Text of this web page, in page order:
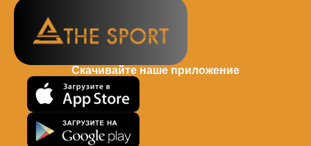
Скачивайте наше приложение